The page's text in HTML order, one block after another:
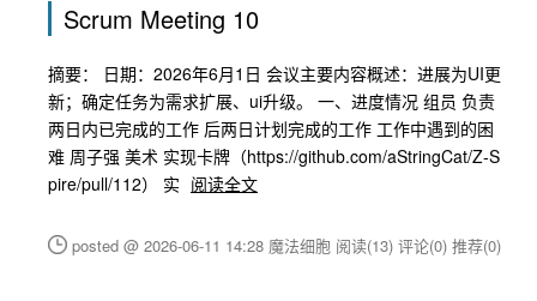
Scrum Meeting 10
摘要： 日期：2026年6月1日 会议主要内容概述：进展为UI更
新；确定任务为需求扩展、ui升级。 一、进度情况 组员 负责
两日内已完成的工作 后两日计划完成的工作 工作中遇到的困
难 周子强 美术 实现卡牌（https://github.com/aStringCat/Z-S
pire/pull/112） 实 阅读全文
posted @ 2026-06-11 14:28 魔法细胞 阅读(13) 评论(0) 推荐(0)